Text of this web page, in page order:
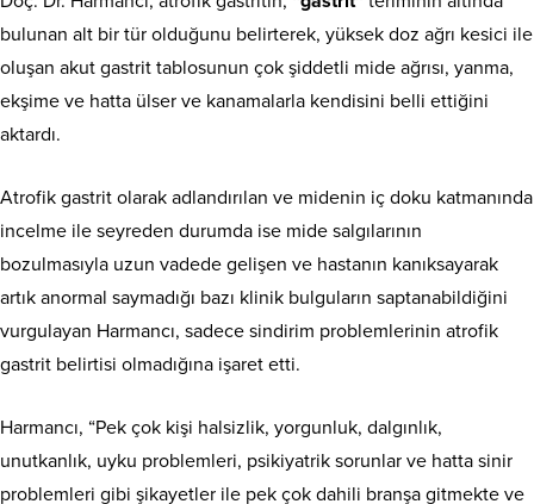
bulunan alt bir tür olduğunu belirterek, yüksek doz ağrı kesici ile
oluşan akut gastrit tablosunun çok şiddetli mide ağrısı, yanma,
ekşime ve hatta ülser ve kanamalarla kendisini belli ettiğini
aktardı.
Atrofik gastrit olarak adlandırılan ve midenin iç doku katmanında
incelme ile seyreden durumda ise mide salgılarının
bozulmasıyla uzun vadede gelişen ve hastanın kanıksayarak
artık anormal saymadığı bazı klinik bulguların saptanabildiğini
vurgulayan Harmancı, sadece sindirim problemlerinin atrofik
gastrit belirtisi olmadığına işaret etti.
Harmancı, “Pek çok kişi halsizlik, yorgunluk, dalgınlık,
unutkanlık, uyku problemleri, psikiyatrik sorunlar ve hatta sinir
problemleri gibi şikayetler ile pek çok dahili branşa gitmekte ve